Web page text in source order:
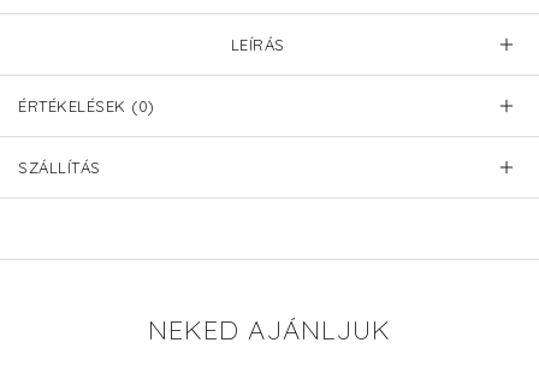
LEÍRÁS
ÉRTÉKELÉSEK (0)
SZÁLLÍTÁS
NEKED AJÁNLJUK